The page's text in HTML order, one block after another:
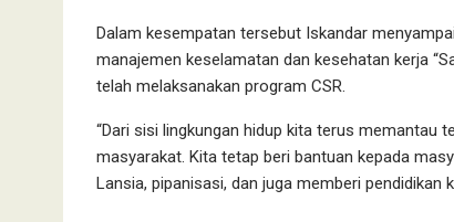
Dalam kesempatan tersebut Iskandar
manajemen keselamatan dan kesehatan kerja
telah melaksanakan program CSR.
“Dari sisi lingkungan hidup kita terus memantau
masyarakat. Kita tetap beri bantuan kepada
Lansia, pipanisasi, dan juga memberi